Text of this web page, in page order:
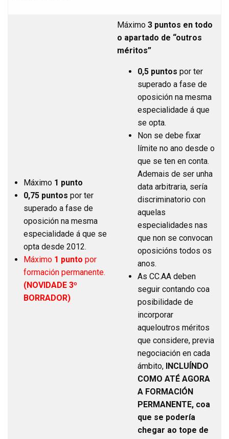
Máximo 1 punto
0,75 puntos por ter
superado a fase de
oposición na mesma
especialidade á que se
opta desde 2012.
Máximo 1 punto por
formación permanente.
(NOVIDADE 3º
BORRADOR)
Máximo 3 puntos en todo
o apartado de “outros
méritos”
0,5 puntos por ter
superado a fase de
oposición na mesma
especialidade á que
se opta.
Non se debe fixar
límite no ano desde o
que se ten en conta.
Ademais de ser unha
data arbitraria, sería
discriminatorio con
aquelas
especialidades nas
que non se convocan
oposicións todos os
anos.
As CC.AA deben
seguir contando coa
posibilidade de
incorporar
aqueloutros méritos
que considere, previa
negociación en cada
ámbito, INCLUÍNDO
COMO ATÉ AGORA
A FORMACIÓN
PERMANENTE, coa
que se podería
chegar ao tope de